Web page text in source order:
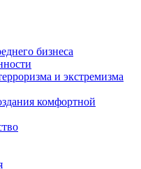
бизнеса
и экстремизма
комфортной